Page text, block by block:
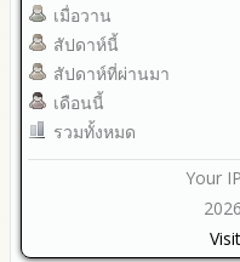
เมื่อวาน
สัปดาห์นี้
สัปดาห์ที่ผ่านมา
เดือนนี้
รวมทั้งหมด
Your